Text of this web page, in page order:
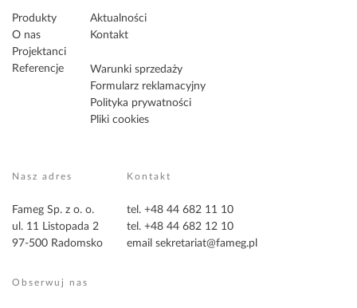
Produkty
O nas
Projektanci
Referencje
Aktualności
Kontakt
Warunki sprzedaży
Formularz reklamacyjny
Polityka prywatności
Pliki cookies
Nasz adres
Fameg Sp. z o. o.
ul. 11 Listopada 2
97-500 Radomsko
Kontakt
tel. +48 44 682 11 10
tel. +48 44 682 12 10
email sekretariat@fameg.pl
Obserwuj nas